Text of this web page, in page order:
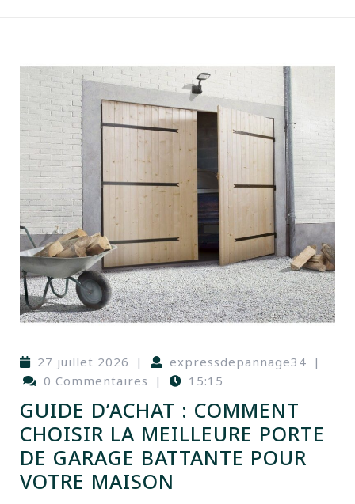
27 juillet 2026 | expressdepannage34 |
0 Commentaires
| 15:15
GUIDE D’ACHAT : COMMENT
CHOISIR LA MEILLEURE PORTE
DE GARAGE BATTANTE POUR
VOTRE MAISON